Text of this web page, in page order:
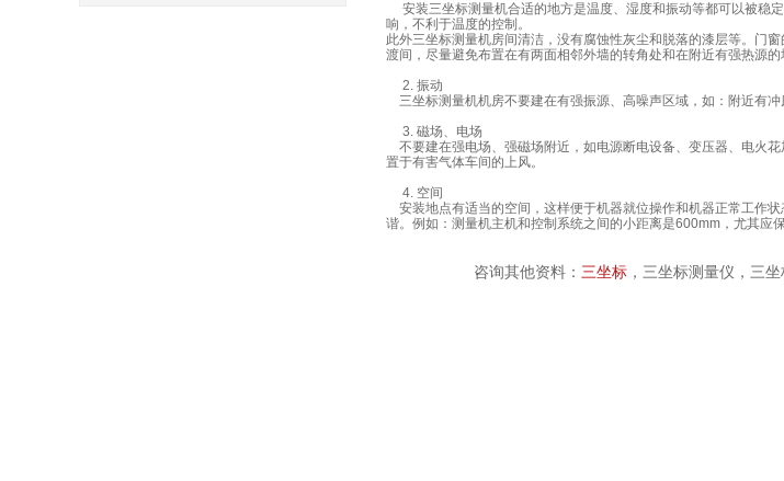
安装三坐标测量机合适的地方是温度、湿度和振动等都可以被稳
响，不利于温度的控制。
此外三坐标测量机房间清洁，没有腐蚀性灰尘和脱落的漆层等。门
渡间，尽量避免布置在有两面相邻外墙的转角处和在附近有强热源的
2. 振动
三坐标测量机机房不要建在有强振源、高噪声区域，如：附近有冲
3. 磁场、电场
不要建在强电场、强磁场附近，如电源断电设备、变压器、电火
置于有害气体车间的上风。
4. 空间
安装地点有适当的空间，这样便于机器就位操作和机器正常工作
谐。例如：测量机主机和控制系统之间的小距离是600mm ，尤其应
咨询其他资料： 三坐标 ，三坐标测量仪，三